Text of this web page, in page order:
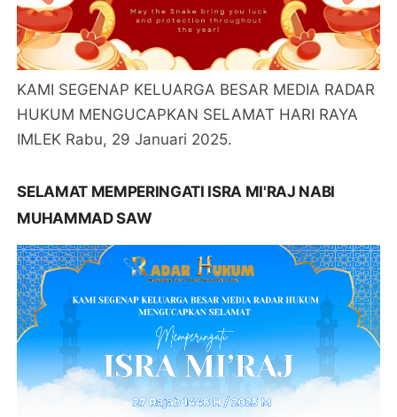
KAMI SEGENAP KELUARGA BESAR MEDIA RADAR
HUKUM MENGUCAPKAN SELAMAT HARI RAYA
IMLEK Rabu, 29 Januari 2025.
SELAMAT MEMPERINGATI ISRA MI'RAJ NABI
MUHAMMAD SAW